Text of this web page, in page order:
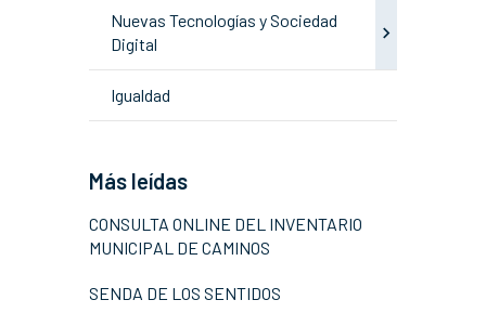
Nuevas Tecnologías y Sociedad
Digital
Igualdad
Más leídas
CONSULTA ONLINE DEL INVENTARIO
MUNICIPAL DE CAMINOS
SENDA DE LOS SENTIDOS